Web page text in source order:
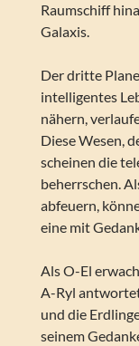
Raumschiff
Galaxis.
Der dritte
intelligentes
nähern,
Diese Wesen,
scheinen die
beherrschen.
abfeuern,
eine mit
Als O-El
A-Ryl
und die
seinem